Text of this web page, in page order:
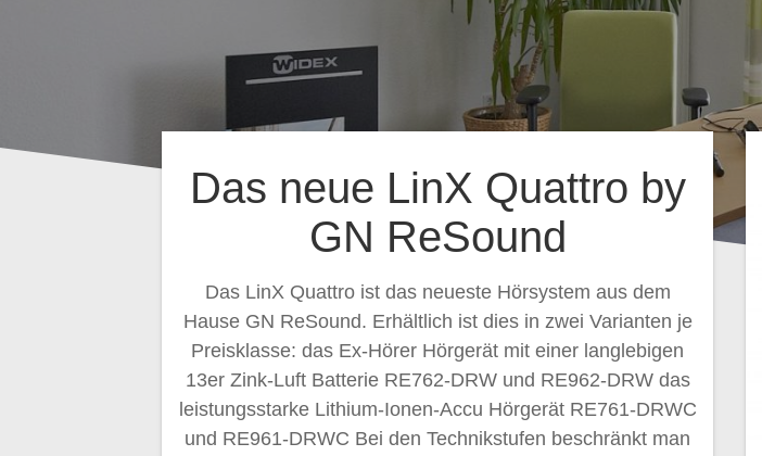
Das neue LinX Quattro by
GN ReSound
Das LinX Quattro ist das neueste Hörsystem aus dem
Hause GN ReSound. Erhältlich ist dies in zwei Varianten je
Preisklasse: das Ex-Hörer Hörgerät mit einer langlebigen
13er Zink-Luft Batterie RE762-DRW und RE962-DRW das
leistungsstarke Lithium-Ionen-Accu Hörgerät RE761-DRWC
und RE961-DRWC Bei den Technikstufen beschränkt man